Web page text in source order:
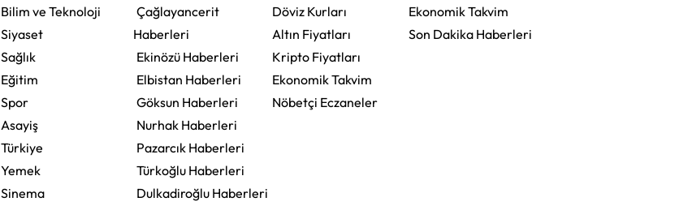
Bilim ve Teknoloji
Siyaset
Sağlık
Eğitim
Spor
Asayiş
Türkiye
Yemek
Sinema
Çağlayancerit
Haberleri
Ekinözü Haberleri
Elbistan Haberleri
Göksun Haberleri
Nurhak Haberleri
Pazarcık Haberleri
Türkoğlu Haberleri
Dulkadiroğlu Haberleri
Döviz Kurları
Altın Fiyatları
Kripto Fiyatları
Ekonomik Takvim
Nöbetçi Eczaneler
Ekonomik Takvim
Son Dakika Haberleri